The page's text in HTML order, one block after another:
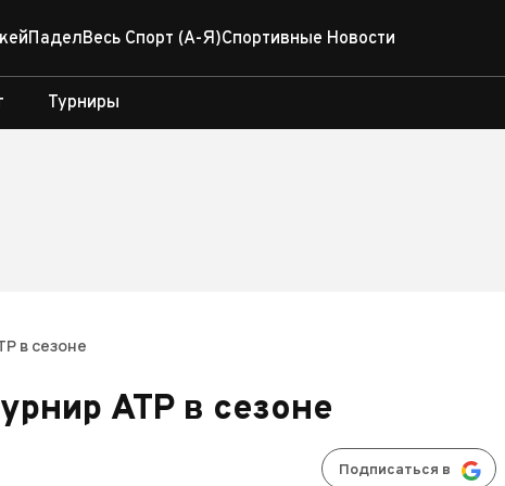
ПаделВесь Спорт (А-Я)Спортивные Новости
Турниры
в сезоне
ATP в сезоне
Подписаться в